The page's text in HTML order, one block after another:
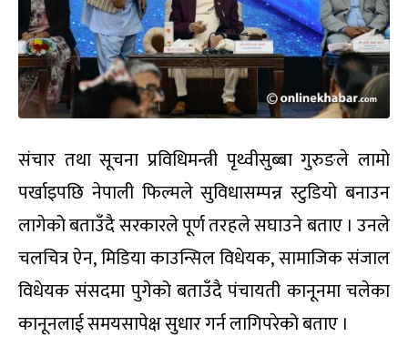
संचार तथा सूचना प्रविधिमन्त्री पृथ्वीसुब्बा गुरुङले लामो
पर्खाइपछि नेपाली फिल्मले सुविधासम्पन्न स्टुडियो बनाउन
लागेको बताउँदै सरकारले पूर्ण तरहले सघाउने बताए । उनले
चलचित्र ऐन, मिडिया काउन्सिल विधेयक, सामाजिक संजाल
विधेयक संसदमा पुगेको बताउँदै पंचायती कानूनमा चलेका
कानूनलाई समयसापेक्ष सुधार गर्न लागिपरेको बताए ।